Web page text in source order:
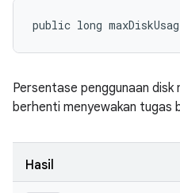
public long
Persentase penggunaan disk
berhenti menyewakan tugas
Hasil